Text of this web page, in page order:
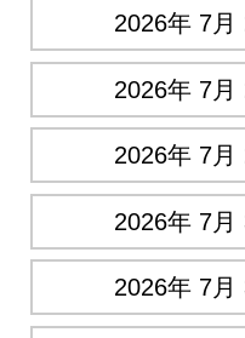
2026年 7月
2026年 7月
2026年 7月
2026年 7月
2026年 7月